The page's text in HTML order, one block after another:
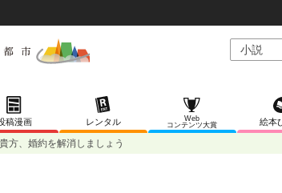
稿漫画 レンタル
Web
コンテンツ大賞
絵本
方、婚約を解消しましょう